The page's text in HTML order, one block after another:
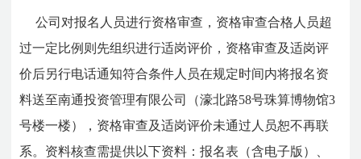
公司对报名人员进行资格审查，资格审查合格人员超
过一定比例则先组织进行适岗评价，资格审查及适岗评
价后另行电话通知符合条件人员在规定时间内将报名资
料送至南通投资管理有限公司（濠北路58号珠算博物馆3
号楼一楼），资格审查及适岗评价未通过人员恕不再联
系。资料核查需提供以下资料：报名表（含电子版）、